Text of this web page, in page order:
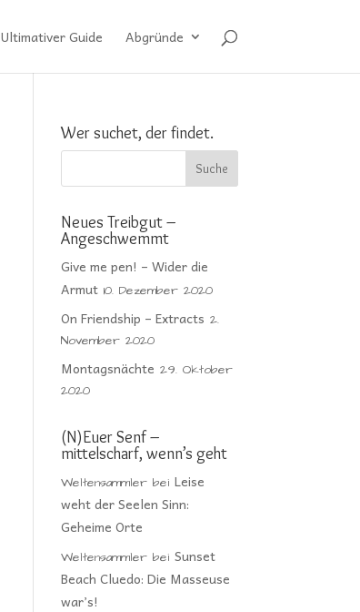
Ultimativer Guide Abgründe
Wer suchet, der findet.
Neues Treibgut –
Angeschwemmt
Give me pen! – Wider die
Armut 10. Dezember 2020
On Friendship – Extracts 2.
November 2020
Montagsnächte 29. Oktober
2020
(N)Euer Senf –
mittelscharf, wenn’s geht
Weltensammler beiLeise
weht der Seelen Sinn:
Geheime Orte
Weltensammler beiSunset
Beach Cluedo: Die Masseuse
war’s!